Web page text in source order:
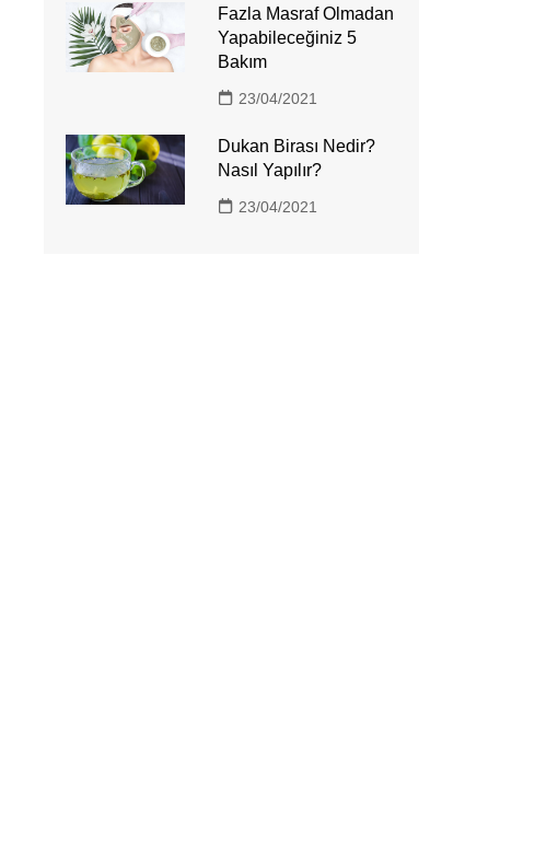
Fazla Masraf Olmadan
Yapabileceğiniz 5
Bakım
23/04/2021
Dukan Birası Nedir?
Nasıl Yapılır?
23/04/2021